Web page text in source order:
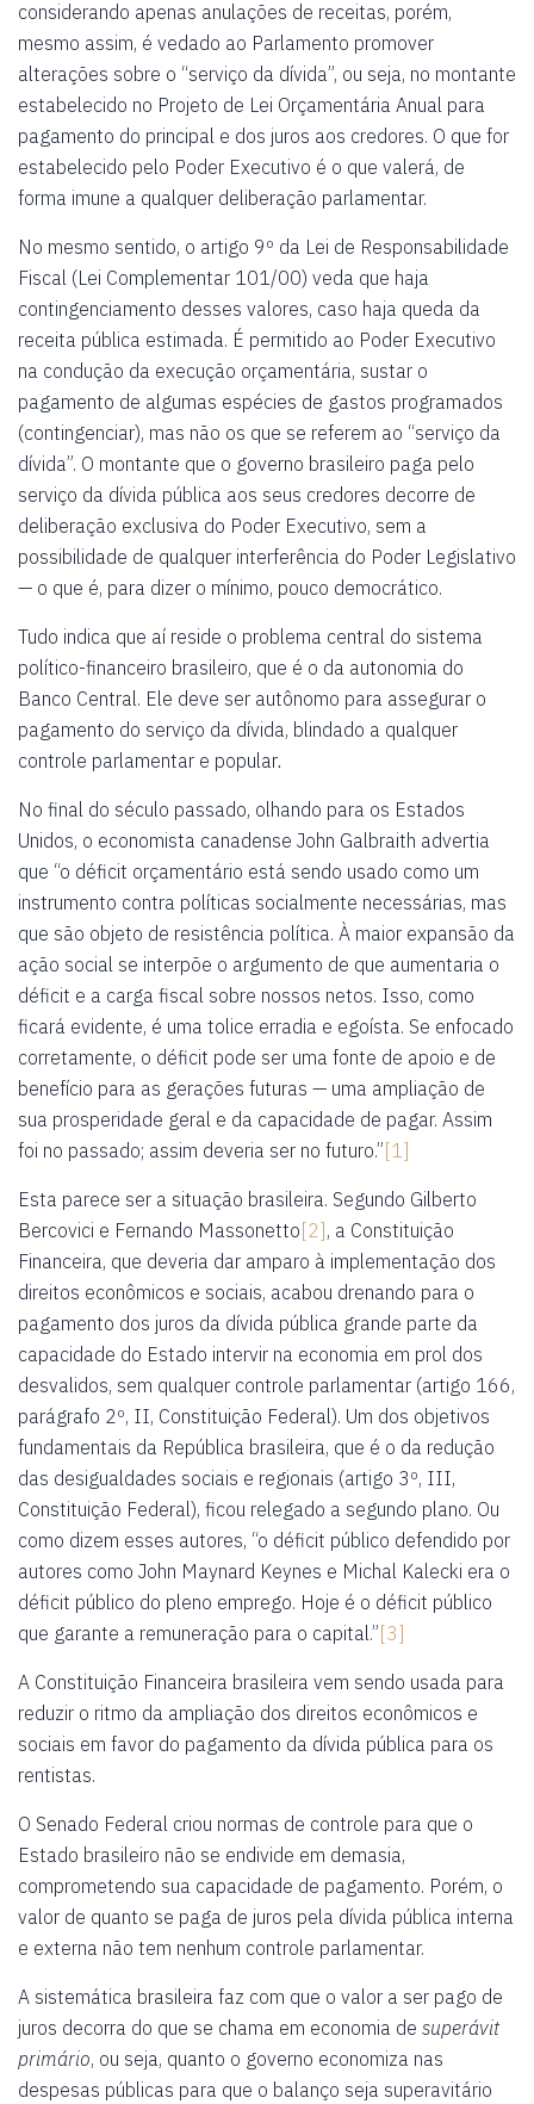
considerando apenas anulações de receitas, porém,
mesmo assim, é vedado ao Parlamento promover
alterações sobre o “serviço da dívida”, ou seja, no montante
estabelecido no Projeto de Lei Orçamentária Anual para
pagamento do principal e dos juros aos credores. O que for
estabelecido pelo Poder Executivo é o que valerá, de
forma imune a qualquer deliberação parlamentar.
No mesmo sentido, o artigo 9º da Lei de Responsabilidade
Fiscal (Lei Complementar 101/00) veda que haja
contingenciamento desses valores, caso haja queda da
receita pública estimada. É permitido ao Poder Executivo
na condução da execução orçamentária, sustar o
pagamento de algumas espécies de gastos programados
(contingenciar), mas não os que se referem ao “serviço da
dívida”. O montante que o governo brasileiro paga pelo
serviço da dívida pública aos seus credores decorre de
deliberação exclusiva do Poder Executivo, sem a
possibilidade de qualquer interferência do Poder Legislativo
— o que é, para dizer o mínimo, pouco democrático.
Tudo indica que aí reside o problema central do sistema
político-financeiro brasileiro, que é o da autonomia do
Banco Central. Ele deve ser autônomo para assegurar o
pagamento do serviço da dívida, blindado a qualquer
controle parlamentar e popular.
No final do século passado, olhando para os Estados
Unidos, o economista canadense John Galbraith advertia
que “o déficit orçamentário está sendo usado como um
instrumento contra políticas socialmente necessárias, mas
que são objeto de resistência política. À maior expansão da
ação social se interpõe o argumento de que aumentaria o
déficit e a carga fiscal sobre nossos netos. Isso, como
ficará evidente, é uma tolice erradia e egoísta. Se enfocado
corretamente, o déficit pode ser uma fonte de apoio e de
benefício para as gerações futuras — uma ampliação de
sua prosperidade geral e da capacidade de pagar. Assim
foi no passado; assim deveria ser no futuro.” [1]
Esta parece ser a situação brasileira. Segundo Gilberto
Bercovici e Fernando Massonetto [2] , a Constituição
Financeira, que deveria dar amparo à implementação dos
direitos econômicos e sociais, acabou drenando para o
pagamento dos juros da dívida pública grande parte da
capacidade do Estado intervir na economia em prol dos
desvalidos, sem qualquer controle parlamentar (artigo 166,
parágrafo 2º, II, Constituição Federal). Um dos objetivos
fundamentais da República brasileira, que é o da redução
das desigualdades sociais e regionais (artigo 3º, III,
Constituição Federal), ficou relegado a segundo plano. Ou
como dizem esses autores, “o déficit público defendido por
autores como John Maynard Keynes e Michal Kalecki era o
déficit público do pleno emprego. Hoje é o déficit público
que garante a remuneração para o capital.” [3]
A Constituição Financeira brasileira vem sendo usada para
reduzir o ritmo da ampliação dos direitos econômicos e
sociais em favor do pagamento da dívida pública para os
rentistas.
O Senado Federal criou normas de controle para que o
Estado brasileiro não se endivide em demasia,
comprometendo sua capacidade de pagamento. Porém, o
valor de quanto se paga de juros pela dívida pública interna
e externa não tem nenhum controle parlamentar.
A sistemática brasileira faz com que o valor a ser pago de
juros decorra do que se chama em economia de superávit
primário, ou seja, quanto o governo economiza nas
despesas públicas para que o balanço seja superavitário